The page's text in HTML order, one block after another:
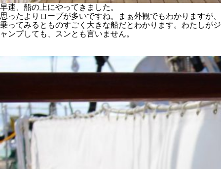
早速、船の上にやってきました。
思ったよりロープが多いですね。まぁ外観でもわかりますが、
乗ってみるとものすごく大きな船だとわかります。わたしがジ
ャンプしても、スンとも言いません。